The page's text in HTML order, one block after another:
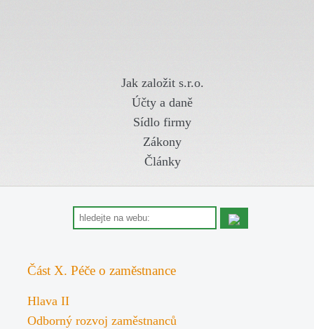
Jak založit s.r.o.
Účty a daně
Sídlo firmy
Zákony
Články
Část X. Péče o zaměstnance
Hlava II
Odborný rozvoj zaměstnanců